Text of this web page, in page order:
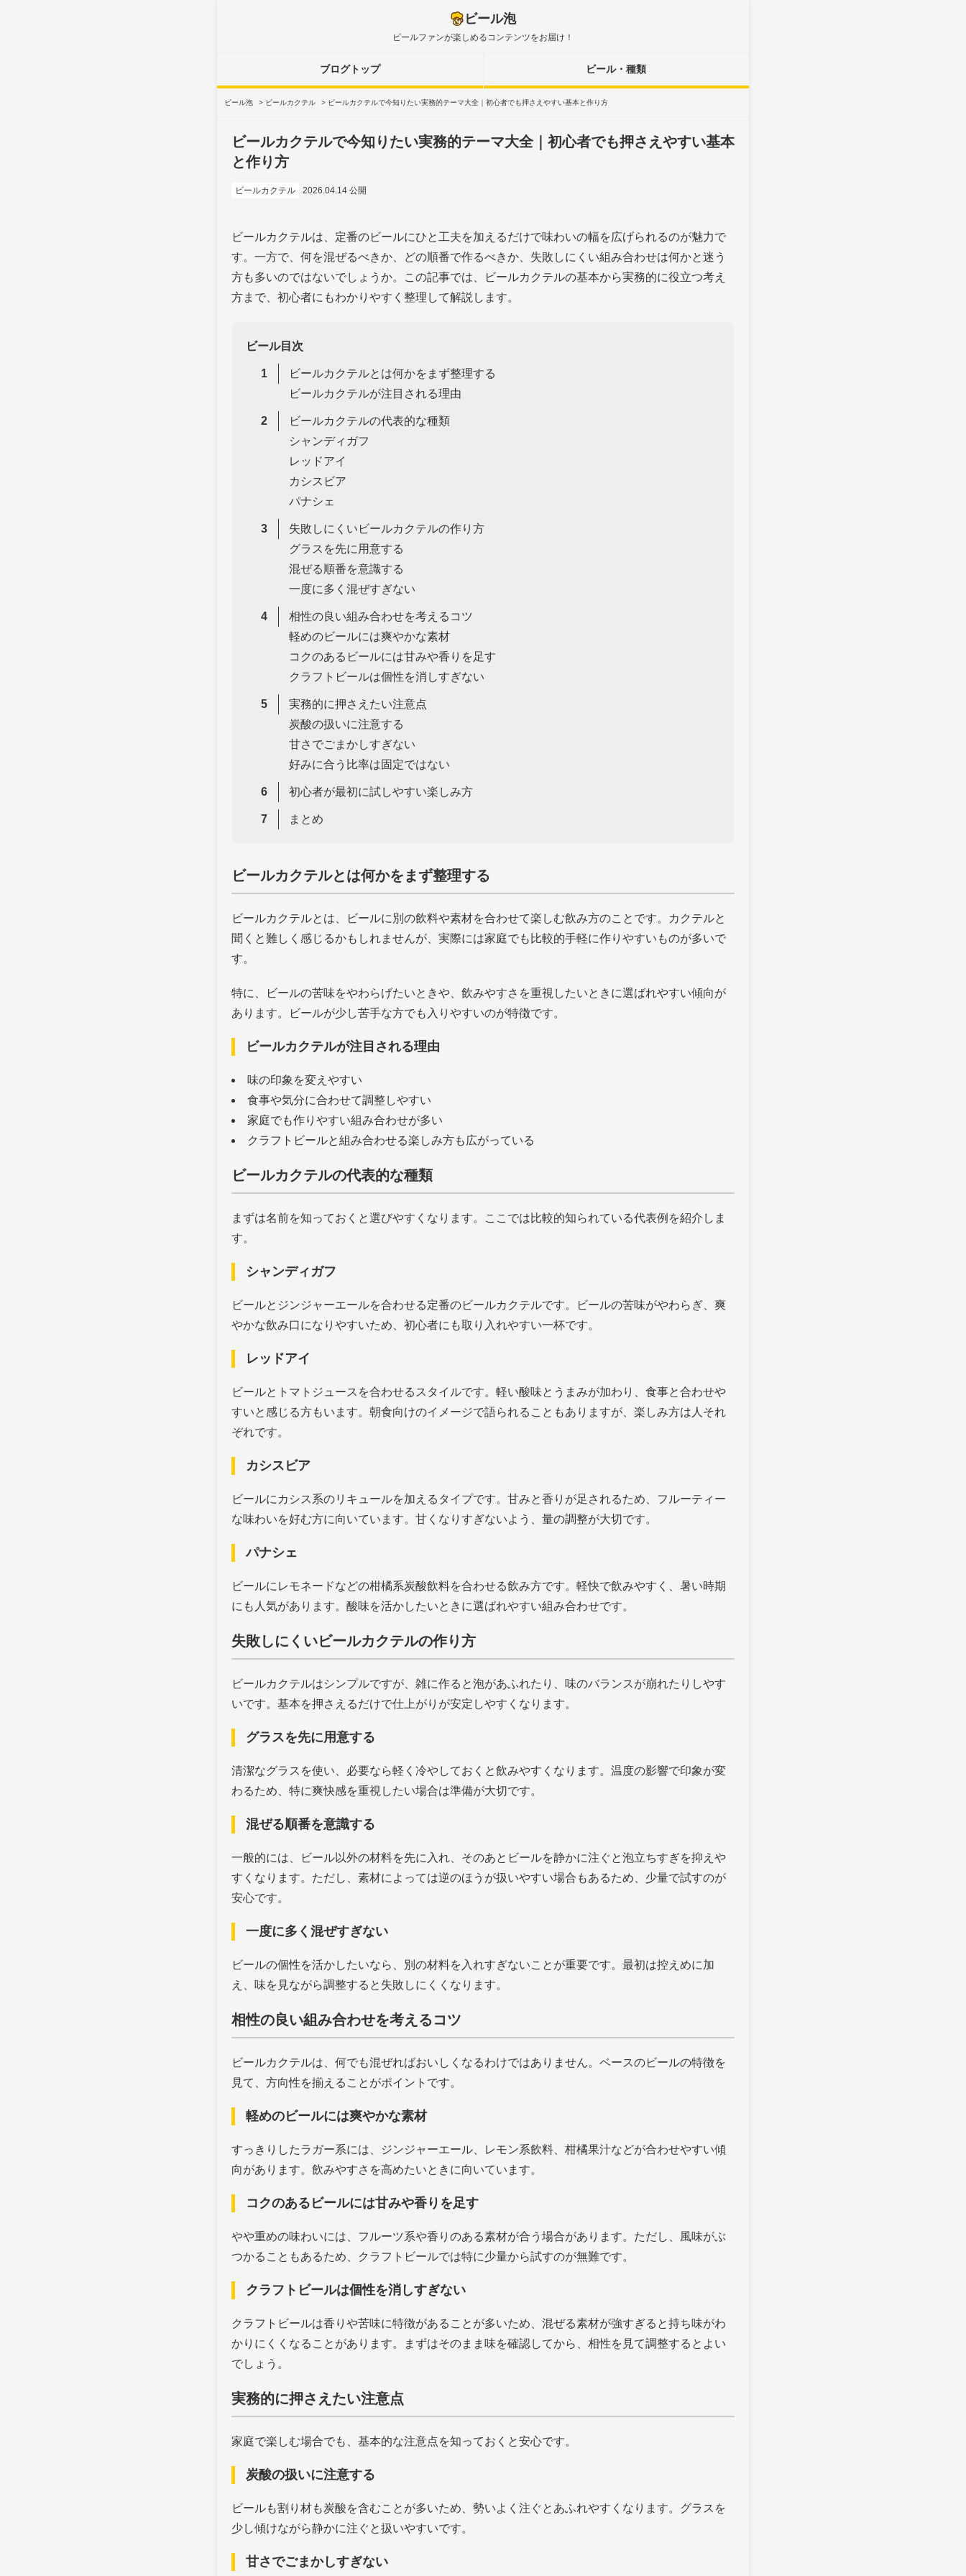
ビール泡
ビールファンが楽しめるコンテンツをお届け！
ブログトップ ビール・種類
ビール泡 > ビールカクテル > ビールカクテルで今知りたい実務的テーマ大全｜初心者でも押さえやすい基本と作り方
ビールカクテルで今知りたい実務的テーマ大全｜初心者でも押さえやすい基本
と作り方
ビールカクテル 2026.04.14 公開
ビールカクテルは、定番のビールにひと工夫を加えるだけで味わいの幅を広げられるのが魅力で
す。一方で、何を混ぜるべきか、どの順番で作るべきか、失敗しにくい組み合わせは何かと迷う
方も多いのではないでしょうか。この記事では、ビールカクテルの基本から実務的に役立つ考え
方まで、初心者にもわかりやすく整理して解説します。
ビール目次
ビールカクテルとは何かをまず整理する
ビールカクテルが注目される理由
ビールカクテルの代表的な種類
シャンディガフ
レッドアイ
カシスビア
パナシェ
失敗しにくいビールカクテルの作り方
グラスを先に用意する
混ぜる順番を意識する
一度に多く混ぜすぎない
相性の良い組み合わせを考えるコツ
軽めのビールには爽やかな素材
コクのあるビールには甘みや香りを足す
クラフトビールは個性を消しすぎない
実務的に押さえたい注意点
炭酸の扱いに注意する
甘さでごまかしすぎない
好みに合う比率は固定ではない
初心者が最初に試しやすい楽しみ方
まとめ
ビールカクテルとは何かをまず整理する
ビールカクテルとは、ビールに別の飲料や素材を合わせて楽しむ飲み方のことです。カクテルと
聞くと難しく感じるかもしれませんが、実際には家庭でも比較的手軽に作りやすいものが多いで
す。
特に、ビールの苦味をやわらげたいときや、飲みやすさを重視したいときに選ばれやすい傾向が
あります。ビールが少し苦手な方でも入りやすいのが特徴です。
ビールカクテルが注目される理由
味の印象を変えやすい
食事や気分に合わせて調整しやすい
家庭でも作りやすい組み合わせが多い
クラフトビールと組み合わせる楽しみ方も広がっている
ビールカクテルの代表的な種類
まずは名前を知っておくと選びやすくなります。ここでは比較的知られている代表例を紹介しま
す。
シャンディガフ
ビールとジンジャーエールを合わせる定番のビールカクテルです。ビールの苦味がやわらぎ、爽
やかな飲み口になりやすいため、初心者にも取り入れやすい一杯です。
レッドアイ
ビールとトマトジュースを合わせるスタイルです。軽い酸味とうまみが加わり、食事と合わせや
すいと感じる方もいます。朝食向けのイメージで語られることもありますが、楽しみ方は人それ
ぞれです。
カシスビア
ビールにカシス系のリキュールを加えるタイプです。甘みと香りが足されるため、フルーティー
な味わいを好む方に向いています。甘くなりすぎないよう、量の調整が大切です。
パナシェ
ビールにレモネードなどの柑橘系炭酸飲料を合わせる飲み方です。軽快で飲みやすく、暑い時期
にも人気があります。酸味を活かしたいときに選ばれやすい組み合わせです。
失敗しにくいビールカクテルの作り方
ビールカクテルはシンプルですが、雑に作ると泡があふれたり、味のバランスが崩れたりしやす
いです。基本を押さえるだけで仕上がりが安定しやすくなります。
グラスを先に用意する
清潔なグラスを使い、必要なら軽く冷やしておくと飲みやすくなります。温度の影響で印象が変
わるため、特に爽快感を重視したい場合は準備が大切です。
混ぜる順番を意識する
一般的には、ビール以外の材料を先に入れ、そのあとビールを静かに注ぐと泡立ちすぎを抑えや
すくなります。ただし、素材によっては逆のほうが扱いやすい場合もあるため、少量で試すのが
安心です。
一度に多く混ぜすぎない
ビールの個性を活かしたいなら、別の材料を入れすぎないことが重要です。最初は控えめに加
え、味を見ながら調整すると失敗しにくくなります。
相性の良い組み合わせを考えるコツ
ビールカクテルは、何でも混ぜればおいしくなるわけではありません。ベースのビールの特徴を
見て、方向性を揃えることがポイントです。
軽めのビールには爽やかな素材
すっきりしたラガー系には、ジンジャーエール、レモン系飲料、柑橘果汁などが合わせやすい傾
向があります。飲みやすさを高めたいときに向いています。
コクのあるビールには甘みや香りを足す
やや重めの味わいには、フルーツ系や香りのある素材が合う場合があります。ただし、風味がぶ
つかることもあるため、クラフトビールでは特に少量から試すのが無難です。
クラフトビールは個性を消しすぎない
クラフトビールは香りや苦味に特徴があることが多いため、混ぜる素材が強すぎると持ち味がわ
かりにくくなることがあります。まずはそのまま味を確認してから、相性を見て調整するとよい
でしょう。
実務的に押さえたい注意点
家庭で楽しむ場合でも、基本的な注意点を知っておくと安心です。
炭酸の扱いに注意する
ビールも割り材も炭酸を含むことが多いため、勢いよく注ぐとあふれやすくなります。グラスを
少し傾けながら静かに注ぐと扱いやすいです。
甘さでごまかしすぎない